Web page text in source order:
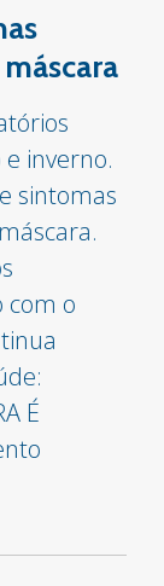
inverno.
sintomas
com o
É